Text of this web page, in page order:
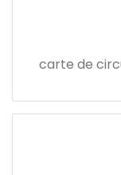
carte de